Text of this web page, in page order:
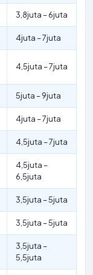
3,8juta – 6juta
4juta – 7juta
4,5juta – 7juta
5juta – 9juta
4juta – 7juta
4,5juta – 7juta
4,5juta –
6,5juta
3,5juta – 5juta
3,5juta – 5juta
3,5juta –
5,5juta